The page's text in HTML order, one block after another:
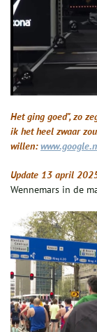
Het ging goed", zo
ik het heel zwaar
willen:
Update 13 april
Wennemars in de